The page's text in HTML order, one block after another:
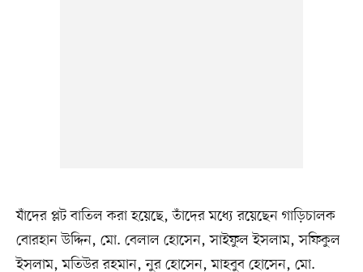
যাঁদের প্লট বাতিল করা হয়েছে, তাঁদের মধ্যে রয়েছেন গাড়িচালক
বোরহান উদ্দিন, মো. বেলাল হোসেন, সাইফুল ইসলাম, সফিকুল
ইসলাম, মতিউর রহমান, নুর হোসেন, মাহবুব হোসেন, মো.